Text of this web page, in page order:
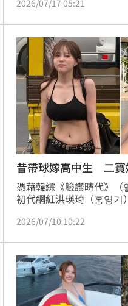
鼻血直流。蔡佩伶報導
2026/07/17 05:21
昔帶球嫁高中生 二寶
男
憑藉韓綜《臉讚時代》
初代網紅洪瑛琦（홍영기
國人氣YouTube節目，大
訊騷擾等話題。
2026/07/10 10:22